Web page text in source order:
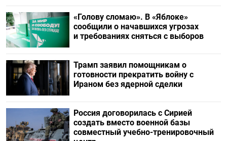
«Голову сломаю». В «Яблоке»
сообщили о начавшихся угрозах
и требованиях сняться с выборов
Трамп заявил помощникам о
готовности прекратить войну с
Ираном без ядерной сделки
Россия договорилась с Сирией
создать вместо военной базы
совместный учебно-тренировочный